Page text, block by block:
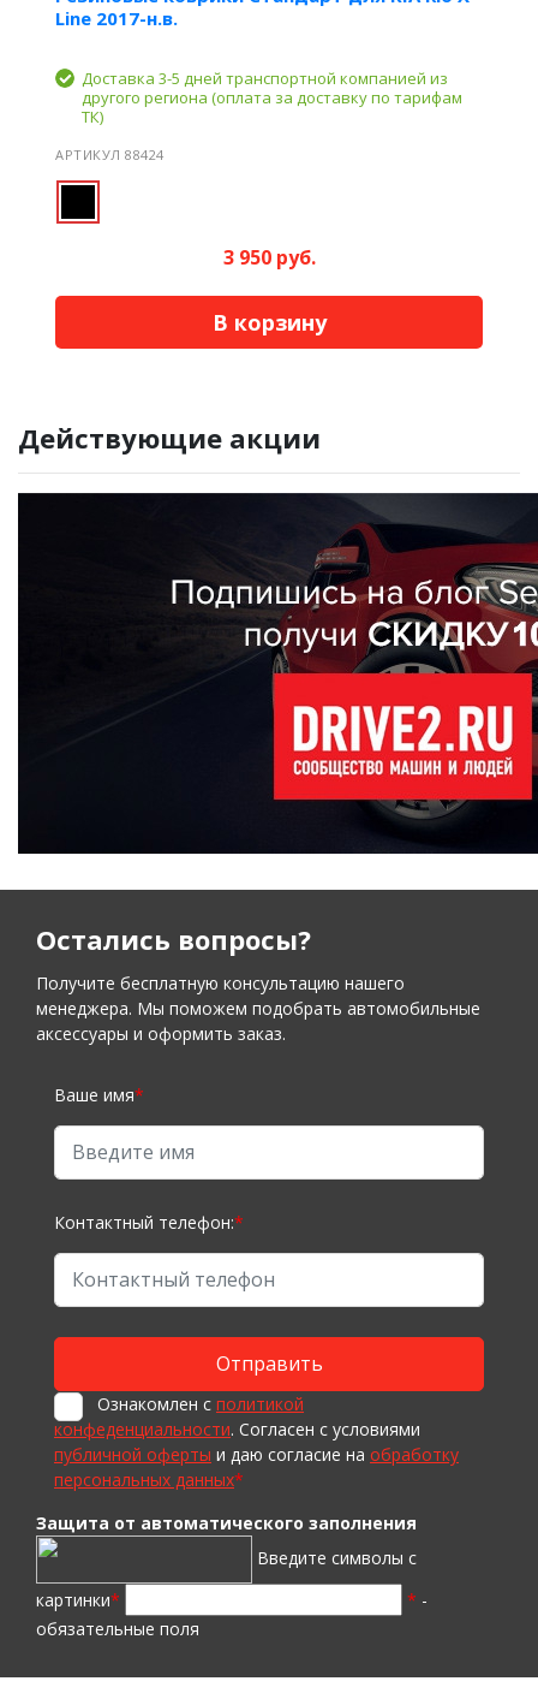
Line 2017-н.в.
Доставка 3-5 дней транспортной компанией из
другого региона (оплата за доставку по тарифам
ТК)
АРТИКУЛ 88424
3 950 руб.
В корзину
Действующие акции
Остались вопросы?
Получите бесплатную консультацию нашего
менеджера. Мы поможем подобрать автомобильные
аксессуары и оформить заказ.
Ваше имя*
Контактный телефон:*
Ознакомлен с политикой
конфеденциальности. Согласен с условиями
публичной оферты и даю согласие на обработку
персональных данных*
Защита от автоматического заполнения
Введите символы с
картинки* * -
обязательные поля